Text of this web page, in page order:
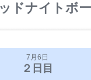
ドナイトボ
7月6日
２日目